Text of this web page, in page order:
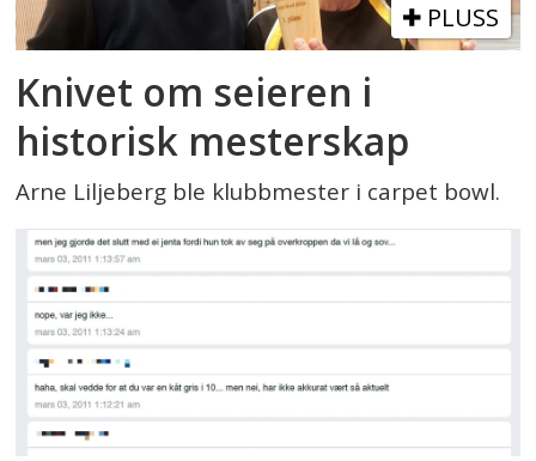
PLUSS
Knivet om seieren i
historisk mesterskap
Arne Liljeberg ble klubbmester i carpet bowl.